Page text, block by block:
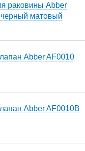
раковины Abber
матовый
Abber AF0010
Abber AF0010B